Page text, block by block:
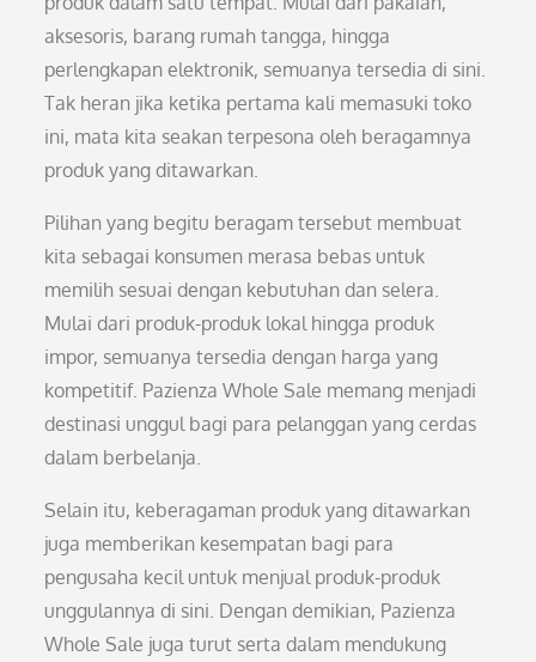
aksesoris, barang rumah tangga, hingga
perlengkapan elektronik, semuanya tersedia di sini.
Tak heran jika ketika pertama kali memasuki toko
ini, mata kita seakan terpesona oleh beragamnya
produk yang ditawarkan.
Pilihan yang begitu beragam tersebut membuat
kita sebagai konsumen merasa bebas untuk
memilih sesuai dengan kebutuhan dan selera.
Mulai dari produk-produk lokal hingga produk
impor, semuanya tersedia dengan harga yang
kompetitif. Pazienza Whole Sale memang menjadi
destinasi unggul bagi para pelanggan yang cerdas
dalam berbelanja.
Selain itu, keberagaman produk yang ditawarkan
juga memberikan kesempatan bagi para
pengusaha kecil untuk menjual produk-produk
unggulannya di sini. Dengan demikian, Pazienza
Whole Sale juga turut serta dalam mendukung